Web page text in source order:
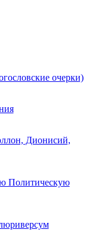
очерки)
Дионисий,
Политическую